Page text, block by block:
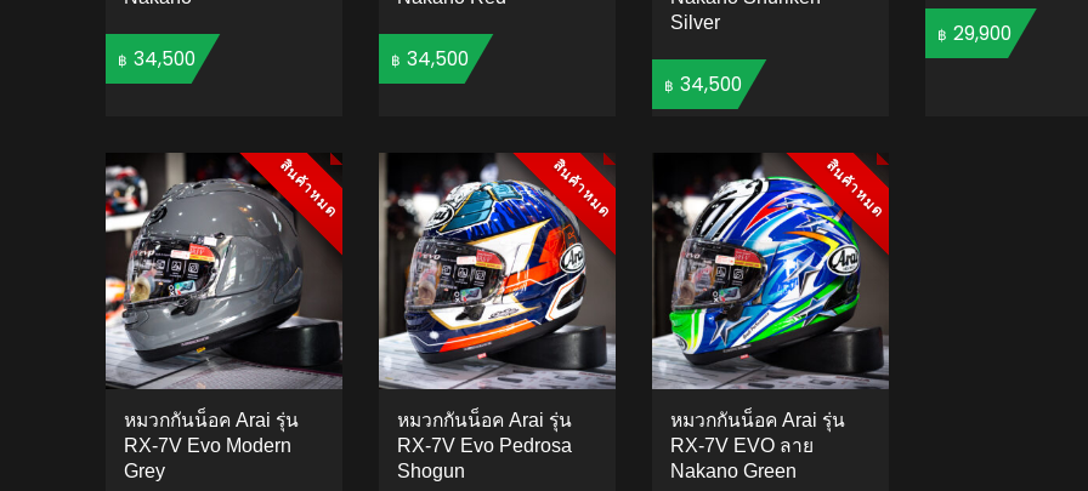
฿ 34,500 ฿ 34,500
Silver
฿ 34,500
฿ 29,900
สินค้าหมด
สินค้าหมด
หมวกกันน็อค Arai รุ่น
RX-7V Evo Modern
Grey
สินค้าหมด
สินค้าหมด
หมวกกันน็อค Arai รุ่น
RX-7V Evo Pedrosa
Shogun
สินค้าหมด
สินค้าหมด
หมวกกันน็อค Arai รุ่น
RX-7V EVO ลาย
Nakano Green